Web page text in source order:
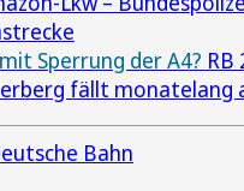
Sperrung der A4? RB
fällt monatelang
Bahn